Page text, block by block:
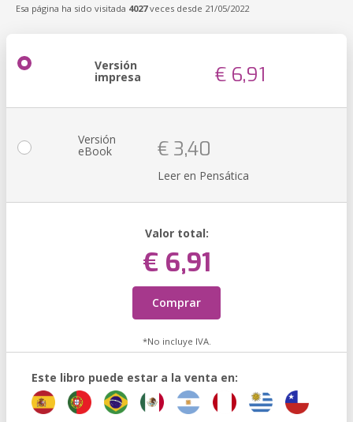
Esa página ha sido visitada 4027veces desde 21/05/2022
Versión
impresa € 6,91
Versión
eBook € 3,40
Leer en Pensática
Valor total:
€ 6,91
Comprar
*No incluye IVA.
Este libro puede estar a la venta en: